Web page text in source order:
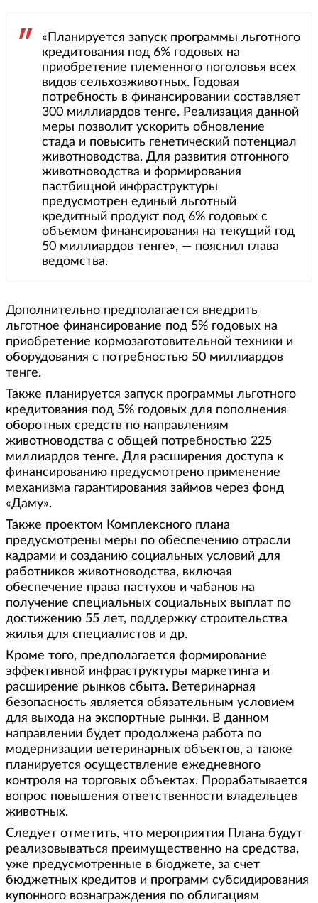
«Планируется запуск программы льготного
кредитования под 6% годовых на
приобретение племенного поголовья всех
видов сельхозживотных. Годовая
потребность в финансировании составляет
300 миллиардов тенге. Реализация данной
меры позволит ускорить обновление
стада и повысить генетический потенциал
животноводства. Для развития отгонного
животноводства и формирования
пастбищной инфраструктуры
предусмотрен единый льготный
кредитный продукт под 6% годовых с
объемом финансирования на текущий год
50 миллиардов тенге», — пояснил глава
ведомства.
Дополнительно предполагается внедрить
льготное финансирование под 5% годовых на
приобретение кормозаготовительной техники и
оборудования с потребностью 50 миллиардов
тенге.
Также планируется запуск программы льготного
кредитования под 5% годовых для пополнения
оборотных средств по направлениям
животноводства с общей потребностью 225
миллиардов тенге. Для расширения доступа к
финансированию предусмотрено применение
механизма гарантирования займов через фонд
«Даму».
Также проектом Комплексного плана
предусмотрены меры по обеспечению отрасли
кадрами и созданию социальных условий для
работников животноводства, включая
обеспечение права пастухов и чабанов на
получение специальных социальных выплат по
достижению 55 лет, поддержку строительства
жилья для специалистов и др.
Кроме того, предполагается формирование
эффективной инфраструктуры маркетинга и
расширение рынков сбыта. Ветеринарная
безопасность является обязательным условием
для выхода на экспортные рынки. В данном
направлении будет продолжена работа по
модернизации ветеринарных объектов, а также
планируется осуществление ежедневного
контроля на торговых объектах. Прорабатывается
вопрос повышения ответственности владельцев
животных.
Следует отметить, что мероприятия Плана будут
реализовываться преимущественно на средства,
уже предусмотренные в бюджете, за счет
бюджетных кредитов и программ субсидирования
купонного вознаграждения по облигациям